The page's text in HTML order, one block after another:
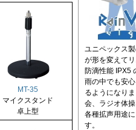
MT-35
マイクスタンド
卓上型
ユニペックス
が形を変えてリ
防滴性能 IPX5
雨の中でも安
るようになり
会、ラジオ体
各種拡声用途
す。